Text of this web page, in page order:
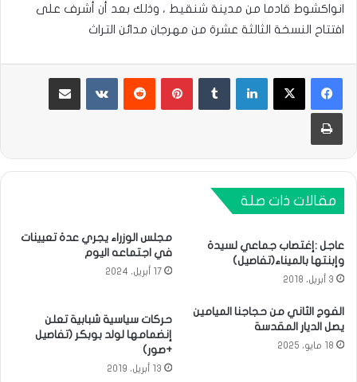
انواكشوط قادما من مدينة شنقيط ، وذلك بعد أن أشرف على
افتتاح النسخة الثالثة عشرة من مهرجان مدائن التراث
لينكدإن بينتيريست مشاركة عبر البريد
طباعة
مقالات ذات صلة
عاجل :إغتصاب جماعي لسيدة
وإبنتها بالميناء(تفاصيل)
3 أبريل، 2018
مجلس الوزراء يجري عدة تعيينات
في اجتماعه اليوم
17 أبريل، 2024
الفوج الثاني من حجاجنا الميامين
يصل الديار المقدسة
18 مايو، 2025
حركات سياسية شبابية تعلن
إنضمامها لولد بوبكر (تفاصيل
+صور)
13 أبريل، 2019